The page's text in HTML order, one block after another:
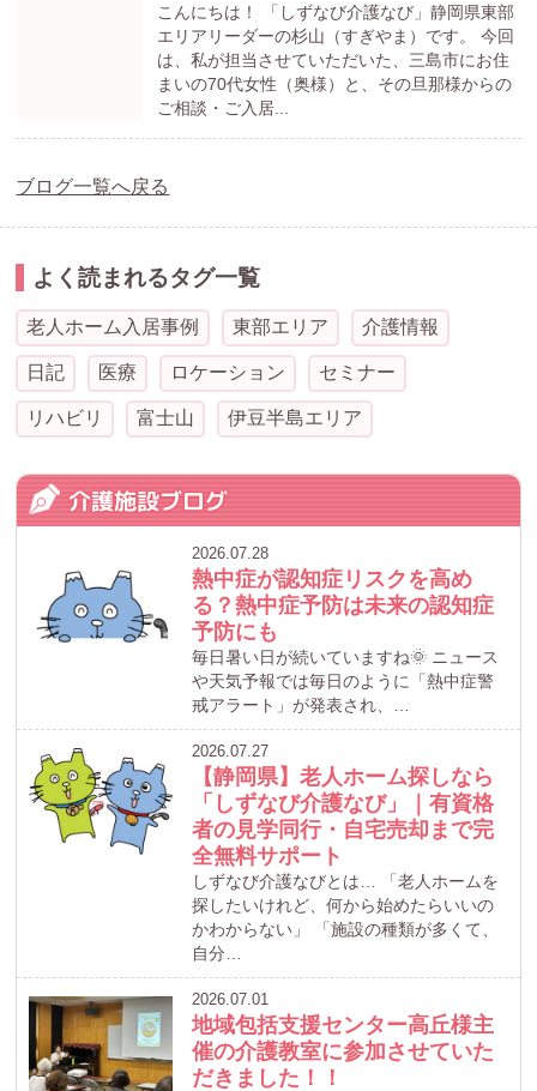
こんにちは！ 「しずなび介護なび」静岡県東部
エリアリーダーの杉山（すぎやま）です。 今回
は、私が担当させていただいた、三島市にお住
まいの70代女性（奥様）と、その旦那様からの
ご相談・ご入居...
ブログ一覧へ戻る
よく読まれるタグ一覧
老人ホーム入居事例 東部エリア 介護情報
日記 医療 ロケーション セミナー
リハビリ 富士山 伊豆半島エリア
介護施設ブログ
2026.07.28
熱中症が認知症リスクを高め
る？熱中症予防は未来の認知症
予防にも
毎日暑い日が続いていますね🌞 ニュース
や天気予報では毎日のように「熱中症警
戒アラート」が発表され、…
2026.07.27
【静岡県】老人ホーム探しなら
「しずなび介護なび」｜有資格
者の見学同行・自宅売却まで完
全無料サポート
しずなび介護なびとは… 「老人ホームを
探したいけれど、何から始めたらいいの
かわからない」 「施設の種類が多くて、
自分…
2026.07.01
地域包括支援センター高丘様主
催の介護教室に参加させていた
だきました！！